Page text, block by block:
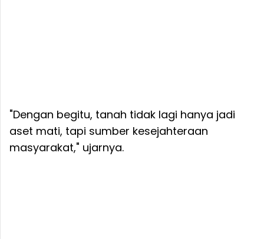
"Dengan begitu, tanah tidak lagi hanya jadi
aset mati, tapi sumber kesejahteraan
masyarakat," ujarnya.